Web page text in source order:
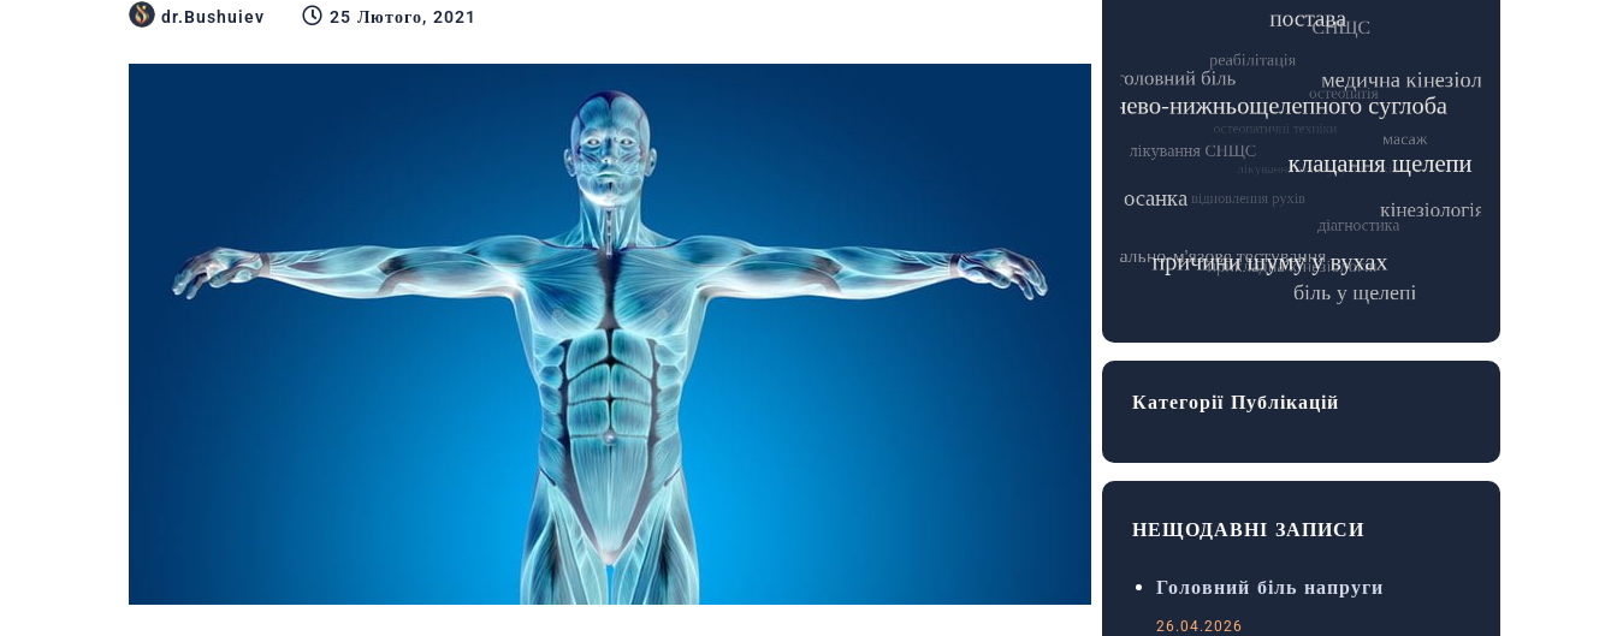
dr.Bushuiev 25 Лютого, 2021
Категорії Публікацій
НЕЩОДАВНІ ЗАПИСИ
Головний біль напруги
26.04.2026